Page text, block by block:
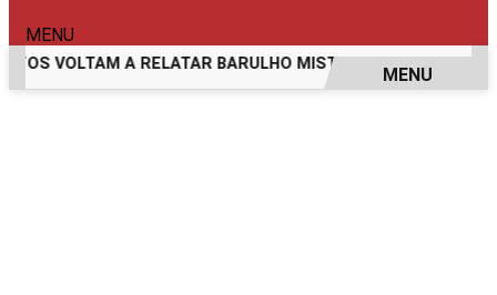
MENU
VOLTAM A RELATAR BARULHO MISTERIOSO VINDO DO MAR
MENU